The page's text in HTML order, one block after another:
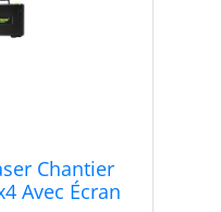
Chantier
Avec Écran